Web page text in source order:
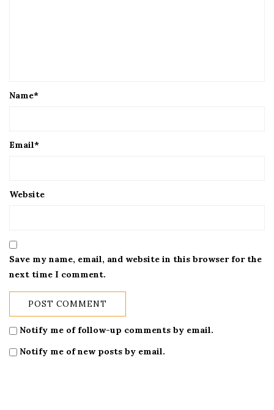
Name*
Email*
Website
Save my name, email, and website in this browser for the
next time I comment.
Notify me of follow-up comments by email.
Notify me of new posts by email.